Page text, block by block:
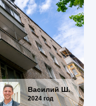
Василий Ш.
2024 год